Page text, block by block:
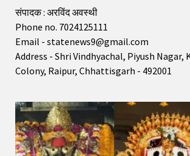
संपादक : अरविंद अवस्थी
Phone no. 7024125111
Email - statenews9@gmail.com
Address - Shri Vindhyachal, Piyush Nagar,
Colony, Raipur, Chhattisgarh - 492001